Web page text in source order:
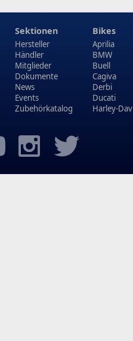
Sektionen
Hersteller
Händler
Mitglieder
Dokumente
News
Events
Zubehörkatalog
Bikes
Aprilia
BMW
Buell
Cagiva
Derbi
Ducati
Harley-